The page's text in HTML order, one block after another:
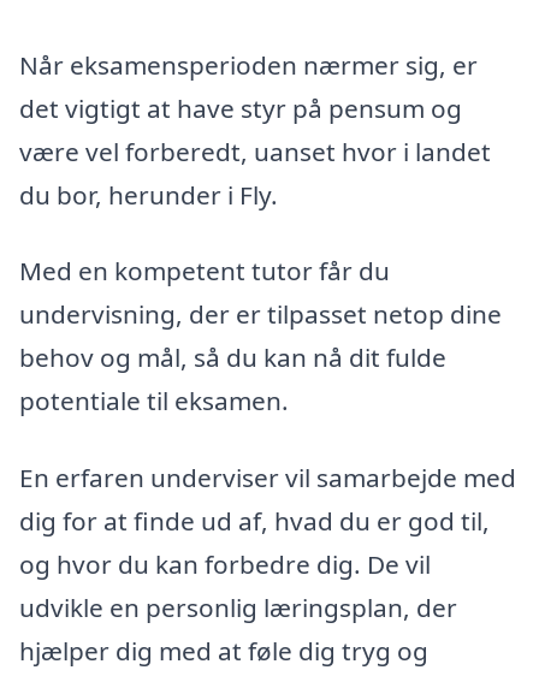
Når eksamensperioden nærmer sig, er
det vigtigt at have styr på pensum og
være vel forberedt, uanset hvor i landet
du bor, herunder i Fly.
Med en kompetent tutor får du
undervisning, der er tilpasset netop dine
behov og mål, så du kan nå dit fulde
potentiale til eksamen.
En erfaren underviser vil samarbejde med
dig for at finde ud af, hvad du er god til,
og hvor du kan forbedre dig. De vil
udvikle en personlig læringsplan, der
hjælper dig med at føle dig tryg og